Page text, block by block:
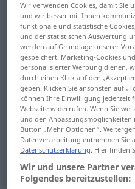
wahlweiseadv
Übersicht aller
(Für mehr Details die
do wyboru
wyboru wahlweise
Wir verwenden Cookies, damit Sie
und wir besser mit Ihnen
funktionale und statistische
und der statistischen Auswertung
werden auf Grundlage unserer
gespeichert. Marketing-Cookies
personalisierter Werbung dienen,
durch einen Klick auf den
geben. Klicken Sie ansonsten auf
können Ihre Einwilligung jederzeit
Webseite widerrufen. Wenn Sie
und den Anpassungsmöglichkeiten
Button „Mehr Optionen“.
Datenverarbeitung entnehmen Sie
Datenschutzerklärung. Hier finden
Wir und unsere Partner
Folgendes bereitzustellen: